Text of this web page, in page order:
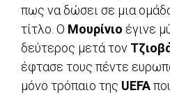
πως να δώσει σε μια
τίτλο. Ο Μουρίνιο έγινε
δεύτερος μετά τον
έφτασε τους πέντε
μόνο τρόπαιο της UEFA